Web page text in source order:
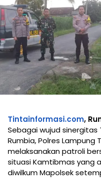
Tintainformasi.com,
Sebagai wujud sinergitas
Rumbia, Polres Lampung
melaksanakan patroli
situasi Kamtibmas yang
diwilkum Mapolsek